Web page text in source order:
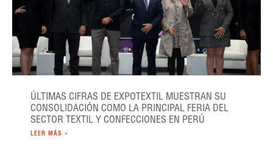
ÚLTIMAS CIFRAS DE EXPOTEXTIL MUESTRAN SU
CONSOLIDACIÓN COMO LA PRINCIPAL FERIA DEL
SECTOR TEXTIL Y CONFECCIONES EN PERÚ
LEER MÁS »